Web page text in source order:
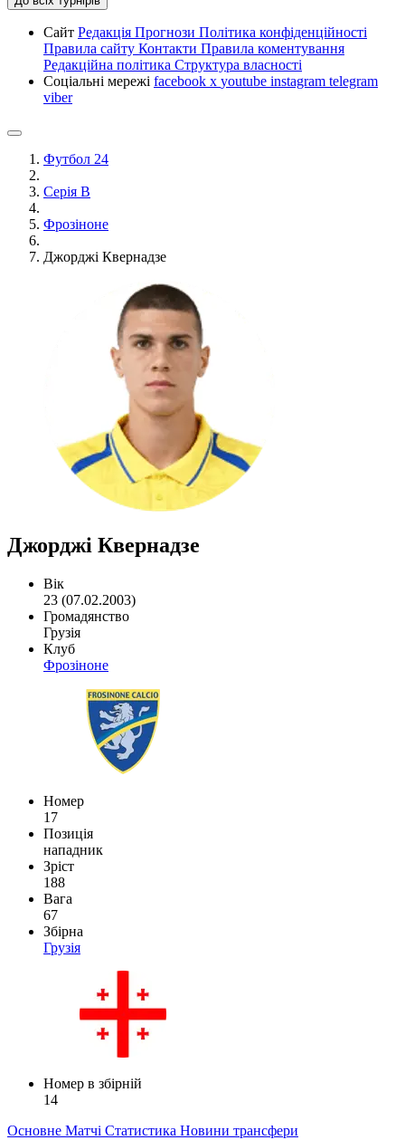
Сайт Редакція Прогнози Політика конфіденційності
Правила сайту Контакти Правила коментування
Редакційна політика Структура власності
Соціальні мережі facebook x youtube instagram telegram
viber
Футбол 24
Серія B
Фрозіноне
Джорджі Квернадзе
Джорджі Квернадзе
Вік
23 (07.02.2003)
Громадянство
Грузія
Клуб
Фрозіноне
Номер
17
Позиція
нападник
Зріст
188
Вага
67
Збірна
Грузія
Номер в збірній
14
Основне Матчі Статистика Новини трансфери